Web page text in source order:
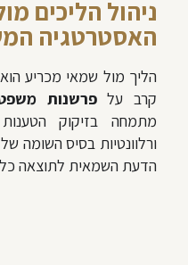
ניהול הליכים
האסטרטגיה
הליך מול שמאי מכריע
קרב עלפרשנות
מתמחה בזיקוק
ורלוונטיות בסיס השומה
הדעת השמאית לתוצאה